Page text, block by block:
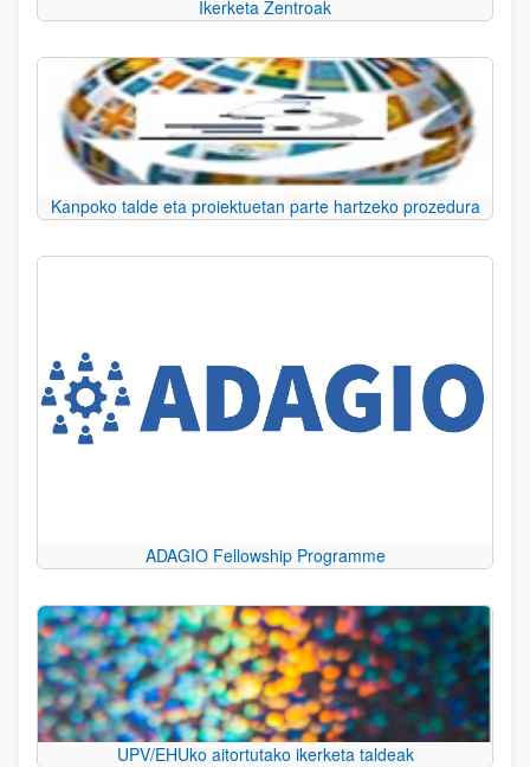
Ikerketa Zentroak
Kanpoko talde eta proiektuetan parte hartzeko prozedura
ADAGIO Fellowship Programme
UPV/EHUko aitortutako ikerketa taldeak